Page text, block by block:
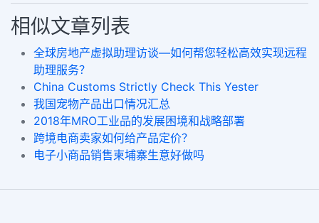
相似文章列表
全球房地产虚拟助理访谈—如何帮您轻松高效实现远程
助理服务？
China Customs Strictly Check This Yester
我国宠物产品出口情况汇总
2018年MRO工业品的发展困境和战略部署
跨境电商卖家如何给产品定价？
电子小商品销售柬埔寨生意好做吗